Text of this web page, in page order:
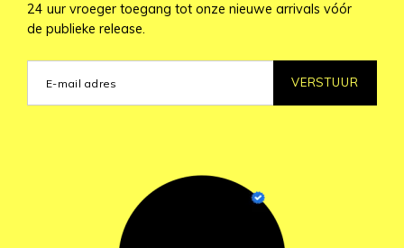
24 uur vroeger toegang tot onze nieuwe arrivals vóór
de publieke release.
VERSTUUR